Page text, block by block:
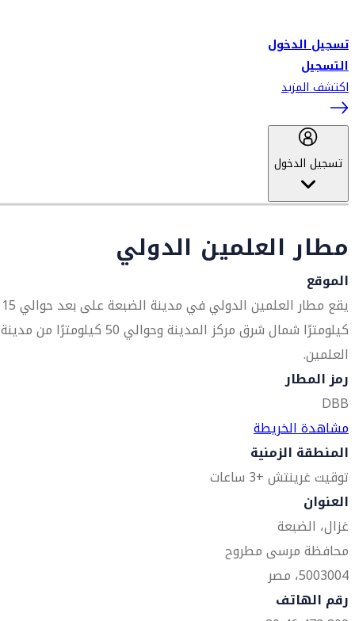
تسجيل الدخول
التسجيل
اكتشف المزيد
تسجيل الدخول
مطار العلمين الدولي
الموقع
يقع مطار العلمين الدولي في مدينة الضبعة على بعد حوالي 15
كيلومترًا شمال شرق مركز المدينة وحوالي 50 كيلومترًا من مدينة
العلمين.
رمز المطار
DBB
مشاهدة الخريطة
المنطقة الزمنية
توقيت غرينتش +3 ساعات
العنوان
غزال، الضبعة
محافظة مرسى مطروح
5003004، مصر
رقم الهاتف